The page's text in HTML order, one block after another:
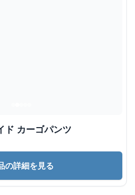
ド カーゴパンツ
の詳細を見る